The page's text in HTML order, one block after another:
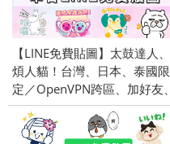
【LINE免費貼圖】太鼓達人、
煩人貓！台灣、日本、泰國限
定／OpenVPN跨區、加好友、
綁門號／2024/2/20